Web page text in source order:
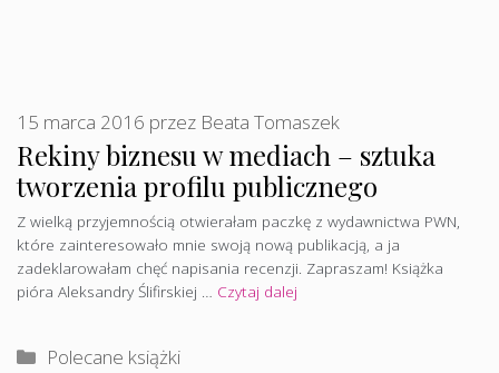
Rekiny biznesu w mediach – sztuka
tworzenia profilu publicznego
15 marca 2016 przez Beata Tomaszek
Z wielką przyjemnością otwierałam paczkę z wydawnictwa PWN,
które zainteresowało mnie swoją nową publikacją, a ja
zadeklarowałam chęć napisania recenzji. Zapraszam! Książka
pióra Aleksandry Ślifirskiej … Czytaj dalej
Kategorie
Polecane książki